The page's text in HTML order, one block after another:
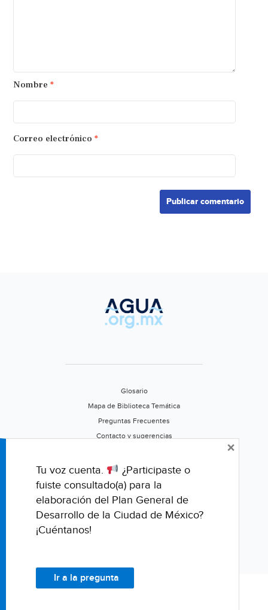
Nombre *
Correo electrónico *
Glosario
Mapa de Biblioteca Temática
Preguntas Frecuentes
Contacto y sugerencias
Califica este portal
Tu voz cuenta.
¿Participaste o
fuiste consultado(a) para la
elaboración del Plan General de
Desarrollo de la Ciudad de México?
¡Cuéntanos!
Ir a la pregunta
×